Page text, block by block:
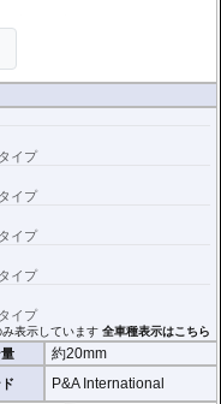
客様にてご用意ください。)
が使用できない、または、取
実際の商品とは異なる場合が
することをお勧めします。(調
記載)
による取付を行ってくださ
においてその責を負うことが
イプ
イプ
イプ
イプ
イプ
み表示しています全車種表示はこちら
約20mm
P&A International